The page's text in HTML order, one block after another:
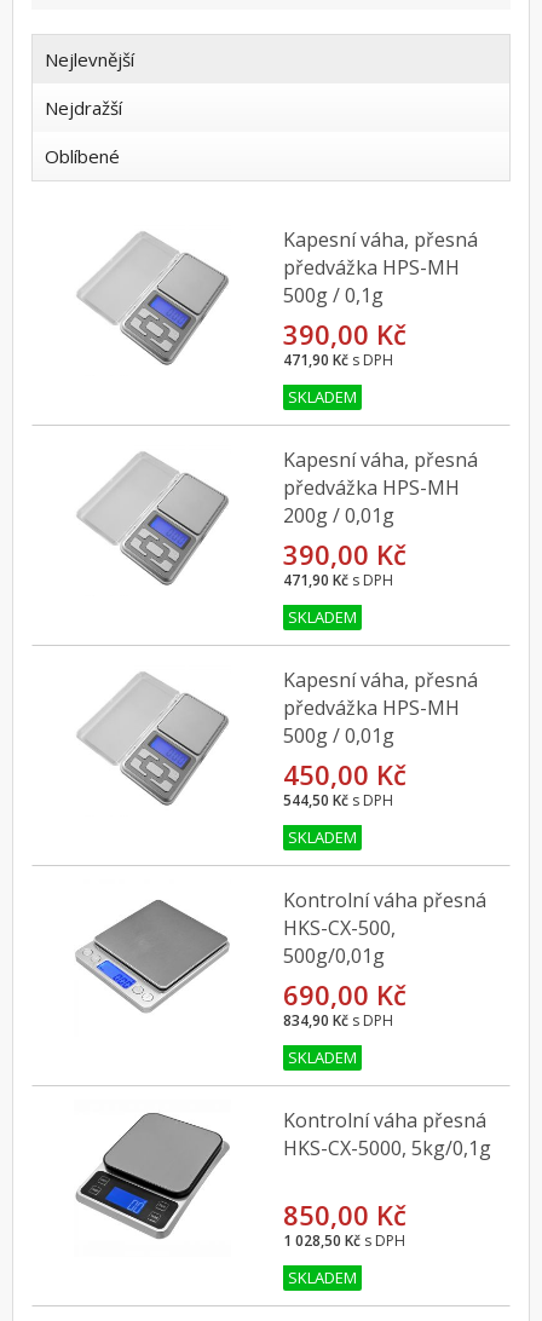
Nejlevnější
Nejdražší
Oblíbené
Kapesní váha, přesná
předvážka HPS-MH
500g / 0,1g
390,00 Kč
471,90 Kč s DPH
SKLADEM
Kapesní váha, přesná
předvážka HPS-MH
200g / 0,01g
390,00 Kč
471,90 Kč s DPH
SKLADEM
Kapesní váha, přesná
předvážka HPS-MH
500g / 0,01g
450,00 Kč
544,50 Kč s DPH
SKLADEM
Kontrolní váha přesná
HKS-CX-500,
500g/0,01g
690,00 Kč
834,90 Kč s DPH
SKLADEM
Kontrolní váha přesná
HKS-CX-5000, 5kg/0,1g
850,00 Kč
1 028,50 Kč s DPH
SKLADEM